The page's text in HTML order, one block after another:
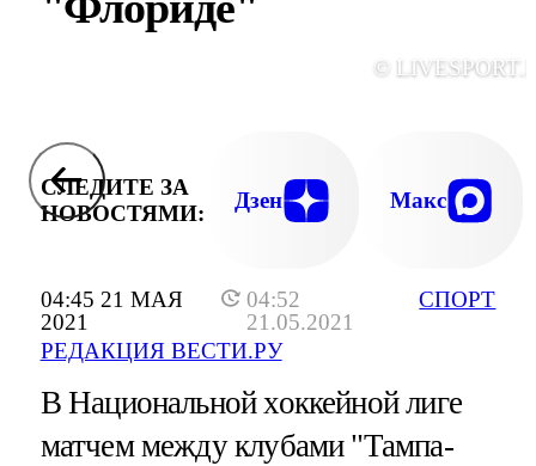
04:45 21 МАЯ
2021
04:52
21.05.2021
РЕДАКЦИЯ ВЕСТИ.РУ
СПОРТ
©
СЛЕДИТЕ ЗА
НОВОСТЯМИ:
Дзен Макс
В Национальной хоккейной лиге
матчем между клубами "Тампа-